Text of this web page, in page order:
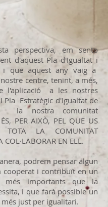
perspectiva, em sento
d'aquest Pla d'Igualtat i
i que aquest any vaig a
centre, tenint, a més,
l'aplicació a les nostres
Estratègic d'Igualtat de
la nostra comunitat
PER AIXÒ, PEL QUE US
LA COMUNITAT
COL·LABORAR EN ELL.
podrem pensar algun
cooperat i contribuït en un
més importants que la
i que farà possible un
just per igualitari.